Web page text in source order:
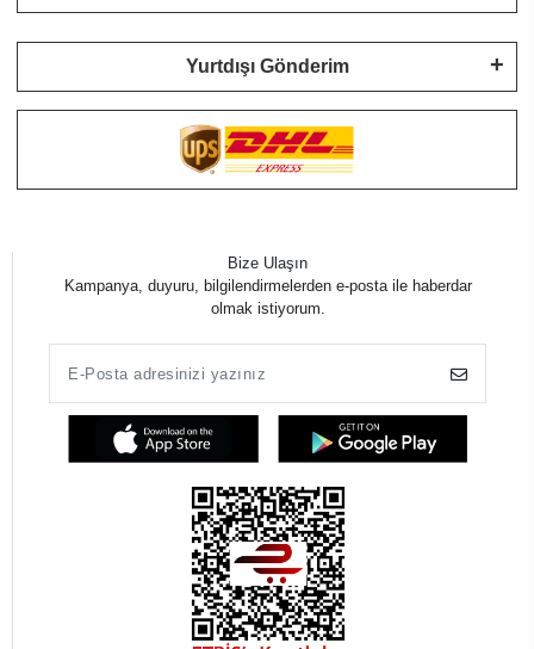
Yurtdışı Gönderim
Bize Ulaşın
Kampanya, duyuru, bilgilendirmelerden e-posta ile haberdar
olmak istiyorum.